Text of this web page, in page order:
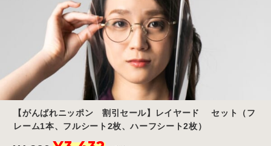
し
た。
で
す。
【がんばれニッポン 割引セール】レイヤード セット（フ
レーム1本、フルシート2枚、ハーフシート2枚）
元
現